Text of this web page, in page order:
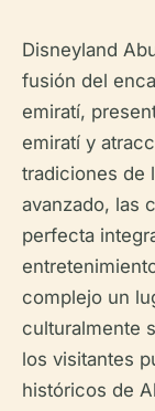
Disneyland
fusión del
emiratí,
emiratí y
tradiciones de
avanzado, las
perfecta
complejo un
culturalmente
los visitantes
históricos de